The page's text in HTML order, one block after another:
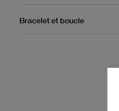
Bracelet et boucle